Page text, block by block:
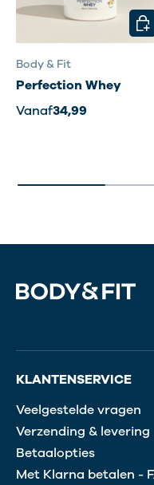
Body & Fit
Perfection Whey
Vanaf34,99
KLANTENSERVICE
Veelgestelde vragen
Verzending & levering
Betaalopties
Met Klarna betalen -